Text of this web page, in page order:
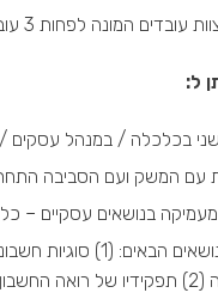
המונה לפחות 3 עובדים במהלך 7 השנים האחרונות.
ל:
בכלכלה / במנהל עסקים /
עם המשק ועם הסביבה
בנושאים עסקיים –
ידע בנושאים
לפי החוק ולפי חוק ניירות ערך.